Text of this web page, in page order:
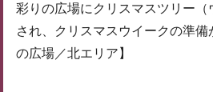
彩りの広場にクリスマスツリー（
され、クリスマスウイークの準備
の広場／北エリア】